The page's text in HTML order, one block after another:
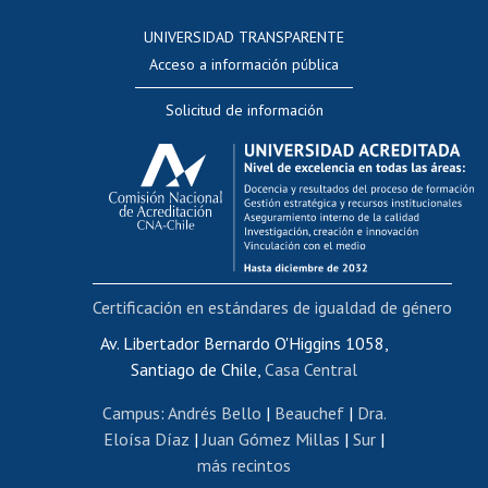
Evaluación docente
Calificación académica
Postulación al AUCAI
Funcionarias/os
Cursos internos de capacitación
Bienestar del personal
Portal de movilidad interna
Certificado de renta
Certificado de renta honorarios
Editar páginas blancas
Extranjeras/os
UNIVERSIDAD TRANSPARENTE
Acceso a información pública
Solicitud de información
Av. Libertador Bernardo O'Higgins 1058,
Santiago de Chile, Casa Central
Campus: Andrés Bello | Beauchef| Dra.
Eloísa Díaz |Juan Gómez Millas | Sur |
más recintos
Certificación en estándares de igualdad de género